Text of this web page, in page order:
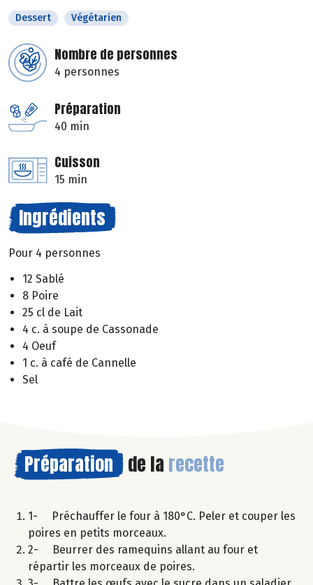
Dessert Végétarien
Nombre de personnes
4 personnes
Préparation
40 min
Cuisson
15 min
Ingrédients
Pour 4 personnes
12 Sablé
8 Poire
25 cl de Lait
4 c. à soupe de Cassonade
4 Oeuf
1 c. à café de Cannelle
Sel
Préparation de la recette
1- Préchauffer le four à 180°C. Peler et couper les
poires en petits morceaux.
2- Beurrer des ramequins allant au four et
répartir les morceaux de poires.